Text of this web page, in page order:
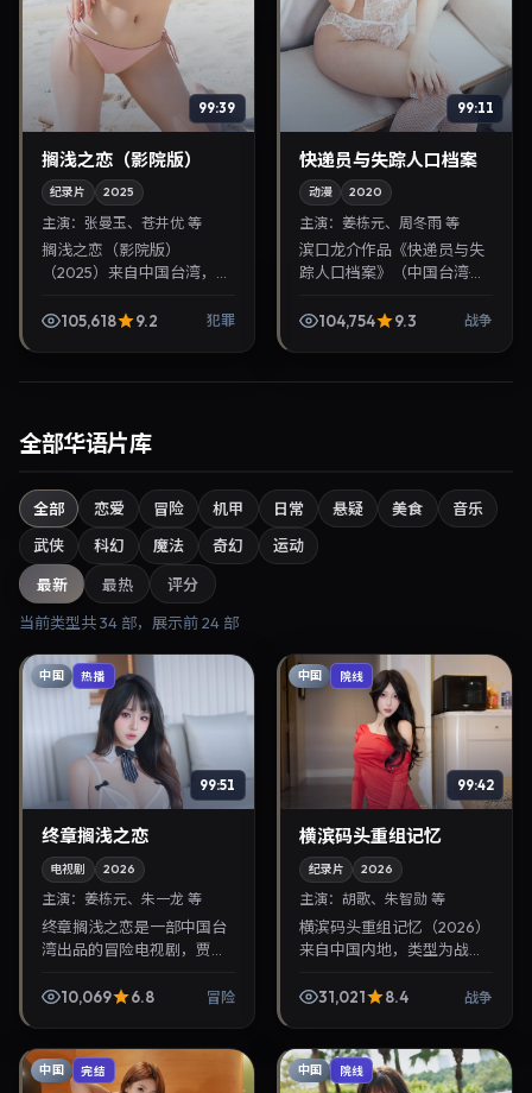
99:39
搁浅之恋（影院版）
纪录片 2025
主演： 张曼玉、苍井优 等
搁浅之恋（影院版）
（2025）来自中国台湾，类
曼玉、苍井优等参与演出。
105,618 9.2 犯罪
99:11
快递员与失踪人口档案
动漫 2020
主演：姜栋元、周冬雨 等
滨口龙介作品《快递员与失
踪人口档案》（中国台湾·战
衔，2020年1月21日正式上
104,754 9.3 战争
全部华语片库
全部 恋爱 冒险 机甲 日常 悬疑 美食
音乐
武侠
科幻 魔法 奇幻 运动
最新 最热 评分
当前类型共34 部，展示前24 部
中国 热播
99:51
终章搁浅之恋
电视剧 2026
主演： 姜栋元、朱一龙 等
终章搁浅之恋是一部中国台
湾出品的冒险电视剧，贾樟
主演，2026年11月15日院线
10,069 6.8 冒险
中国 院线
99:42
横滨码头重组记忆
纪录片 2026
主演：胡歌、朱智勋 等
横滨码头重组记忆（2026）
来自中国内地，类型为战
朱智勋等参与演出。2026年
31,021 8.4 战争
中国 完结 中国 院线